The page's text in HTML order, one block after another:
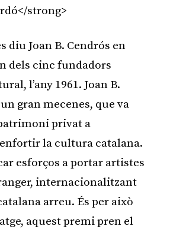
strong>
diu Joan B. Cendrós en
dels cinc fundadors
l’any 1961. Joan B.
gran mecenes, que va
privat a
la cultura catalana.
esforços a portar artistes
internacionalitzant
arreu. És per això
aquest premi pren el